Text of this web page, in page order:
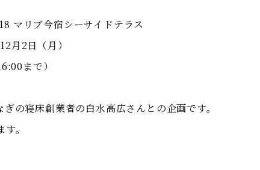
リブ今宿シーサイドテラス
月2日（月）
まで）
の寝床創業者の白水高広さんとの企画です。
。